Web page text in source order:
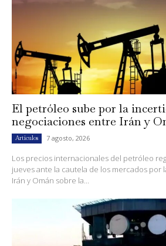
El petróleo sube por la
negociaciones entre Irán y
Artículos 7 agosto, 2026
Los precios internacionales del petróleo
jueves ante la cautela de los mercados por
Irán y Omán sobre la...